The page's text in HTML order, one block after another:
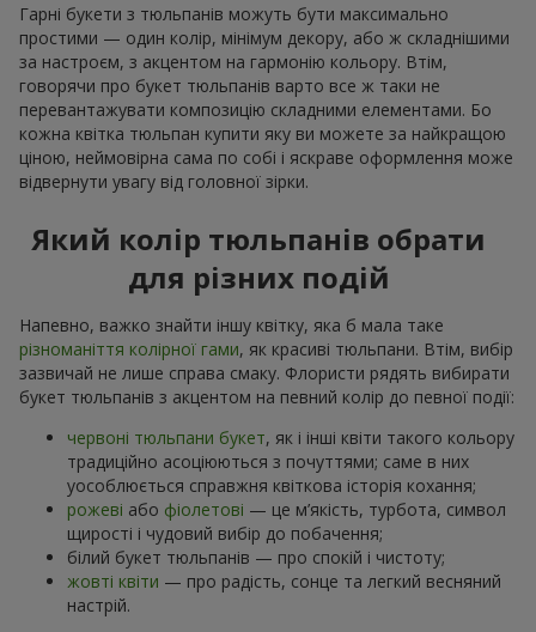
Гарні букети з тюльпанів можуть бути максимально
простими — один колір, мінімум декору, або ж складнішими
за настроєм, з акцентом на гармонію кольору. Втім,
говорячи про букет тюльпанів варто все ж таки не
перевантажувати композицію складними елементами. Бо
кожна квітка тюльпан купити яку ви можете за найкращою
ціною, неймовірна сама по собі і яскраве оформлення може
відвернути увагу від головної зірки.
Який колір тюльпанів обрати
для різних подій
Напевно, важко знайти іншу квітку, яка б мала таке
різноманіття колірної гами, як красиві тюльпани. Втім, вибір
зазвичай не лише справа смаку. Флористи рядять вибирати
букет тюльпанів з акцентом на певний колір до певної події:
червоні тюльпани букет, як і інші квіти такого кольору
традиційно асоціюються з почуттями; саме в них
уособлюється справжня квіткова історія кохання;
рожеві або фіолетові — це м’якість, турбота, символ
щирості і чудовий вибір до побачення;
білий букет тюльпанів — про спокій і чистоту;
жовті квіти — про радість, сонце та легкий весняний
настрій.